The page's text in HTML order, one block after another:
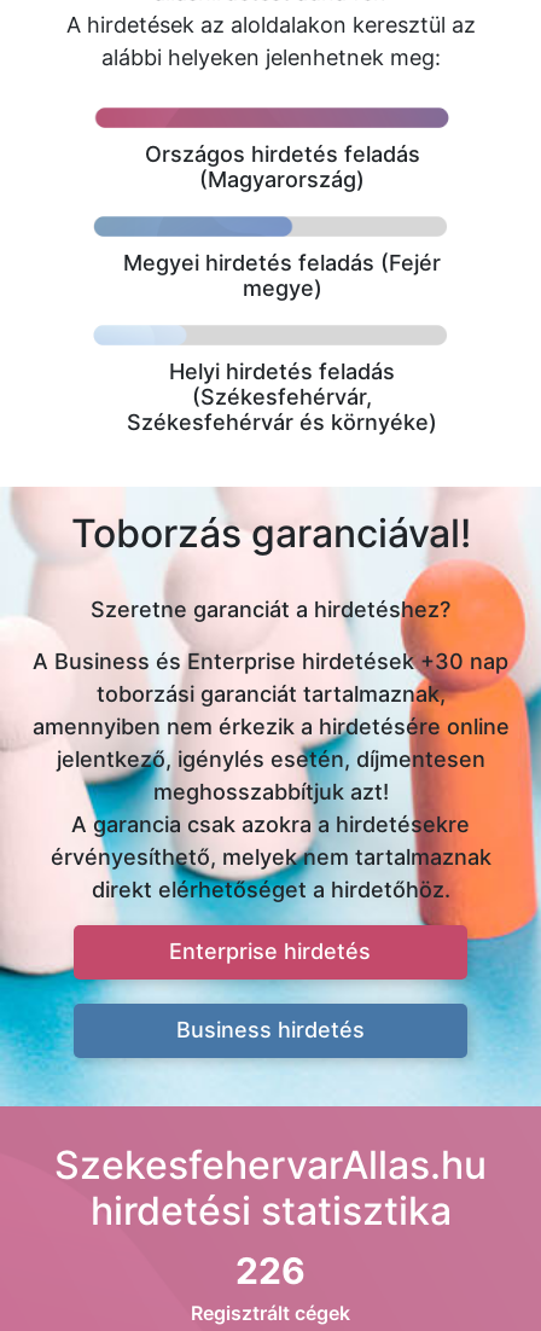
A hirdetések az aloldalakon keresztül az
alábbi helyeken jelenhetnek meg:
Országos hirdetés feladás
(Magyarország)
Megyei hirdetés feladás (Fejér
megye)
Helyi hirdetés feladás
(Székesfehérvár,
Székesfehérvár és környéke)
Toborzás garanciával!
Szeretne garanciát a hirdetéshez?
A Business és Enterprise hirdetések +30 nap
toborzási garanciát tartalmaznak,
amennyiben nem érkezik a hirdetésére online
jelentkező, igénylés esetén, díjmentesen
meghosszabbítjuk azt!
A garancia csak azokra a hirdetésekre
érvényesíthető, melyek nem tartalmaznak
direkt elérhetőséget a hirdetőhöz.
Enterprise hirdetés
Business hirdetés
SzekesfehervarAllas.hu
hirdetési statisztika
226
Regisztrált cégek